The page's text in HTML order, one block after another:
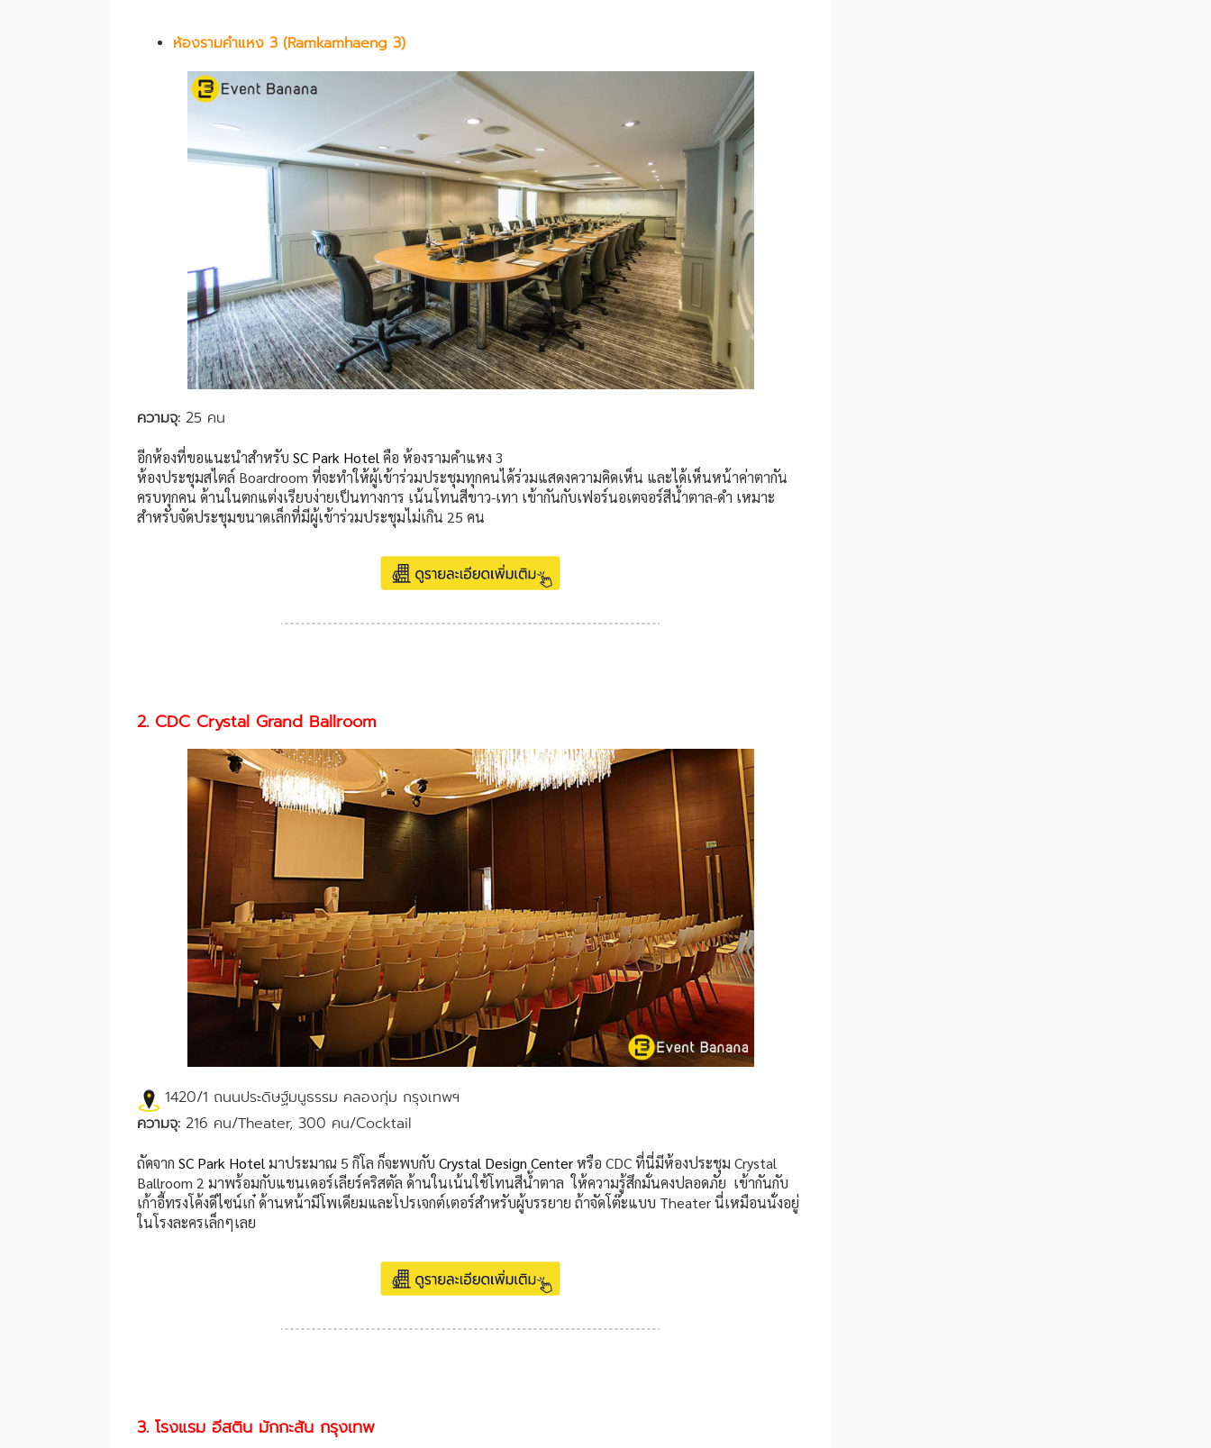
ห้องรามคำแหง 3 (Ramkamhaeng 3)
ความจุ: 25 คน
อีกห้องที่ขอแนะนำสำหรับ SC Park Hotel คือ ห้องรามคำแหง 3
ห้องประชุมสไตล์ Boardroom ที่จะทำให้ผู้เข้าร่วมประชุมทุกคนได้ร่วมแสดงความคิดเห็น และได้เห็นหน้าค่าตากัน
ครบทุกคน ด้านในตกแต่งเรียบง่ายเป็นทางการ เน้นโทนสีขาว-เทา เข้ากันกับเฟอร์นอเตจอร์สีน้ำตาล-ดำ เหมาะ
สำหรับจัดประชุมขนาดเล็กที่มีผู้เข้าร่วมประชุมไม่เกิน 25 คน
2. CDC Crystal Grand Ballroom
1420/1 ถนนประดิษฐ์มนูธรรม คลองกุ่ม กรุงเทพฯ
ความจุ: 216 คน/Theater, 300 คน/Cocktail
ถัดจาก SC Park Hotel มาประมาณ 5 กิโล ก็จะพบกับ Crystal Design Centerหรือ CDC ที่นี่มีห้องประชุม Crystal
Ballroom 2 มาพร้อมกับแชนเดอร์เลียร์คริสตัล ด้านในเน้นใช้โทนสีน้ำตาล ให้ความรู้สึกมั่นคงปลอดภัย เข้ากันกับ
เก้าอี้ทรงโค้งดีไซน์เก๋ ด้านหน้ามีโพเดียมและโปรเจกต์เตอร์สำหรับผู้บรรยาย ถ้าจัดโต๊ะแบบ Theater นี่เหมือนนั่งอยู่
ในโรงละครเล็กๆเลย
3. โรงแรม อีสติน มักกะสัน กรุงเทพ